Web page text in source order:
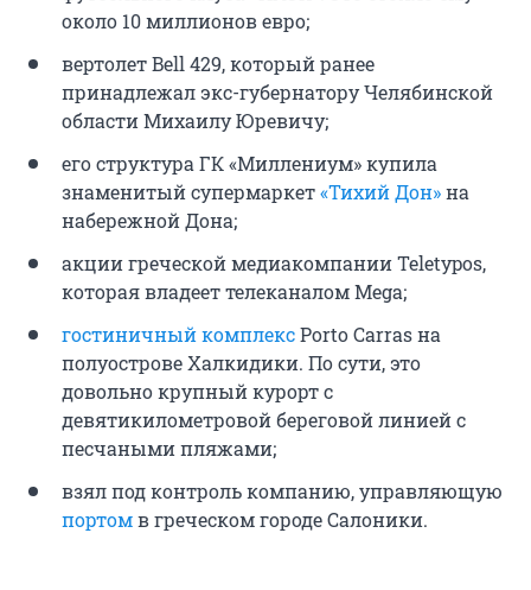
около 10 миллионовевро;
вертолетBell 429, который ранее
принадлежал экс-губернатору Челябинской
области Михаилу Юревичу;
его структура ГК «Миллениум» купила
знаменитый супермаркет«Тихий Дон»на
набережной Дона;
акции греческой медиакомпании Teletypos,
которая владеет телеканалом Mega;
гостиничный комплексPorto Carras на
полуострове Халкидики. По сути, это
довольно крупный курорт с
девятикилометровой береговой линией с
песчаными пляжами;
взял под контроль компанию, управляющую
портомв греческом городе Салоники.